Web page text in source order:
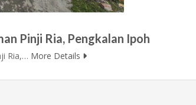
Pinji Ria, Pengkalan Ipoh
Ria,… More Details